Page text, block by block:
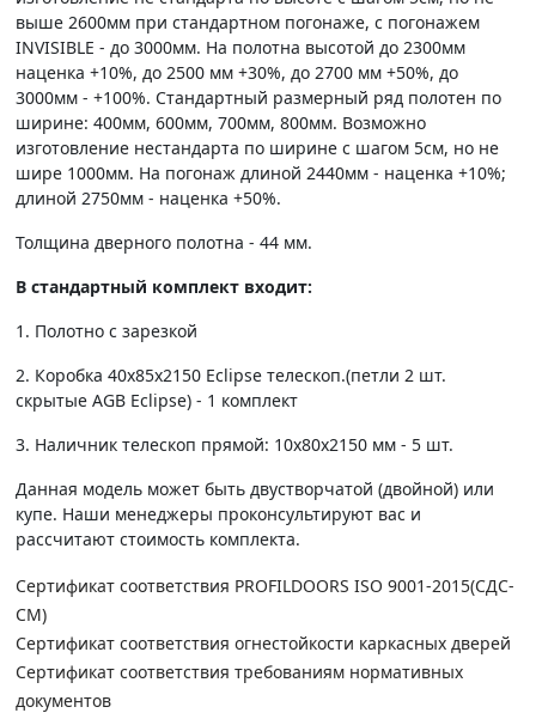
выше 2600мм при стандартном погонаже, с погонажем
INVISIBLE - до 3000мм. На полотна высотой до 2300мм
наценка +10%, до 2500 мм +30%, до 2700 мм +50%, до
3000мм - +100%. Стандартный размерный ряд полотен по
ширине: 400мм, 600мм, 700мм, 800мм. Возможно
изготовление нестандарта по ширине с шагом 5см, но не
шире 1000мм. На погонаж длиной 2440мм - наценка +10%;
длиной 2750мм - наценка +50%.
Толщина дверного полотна - 44 мм.
В стандартный комплект входит:
1. Полотно c зарезкой
2. Коробка 40х85х2150 Eclipse телескоп.(петли 2 шт.
скрытые AGB Eclipse) - 1 комплект
3. Наличник телескоп прямой: 10х80х2150 мм - 5 шт.
Данная модель может быть двустворчатой (двойной) или
купе. Наши менеджеры проконсультируют вас и
рассчитают стоимость комплекта.
Сертификат соответствия PROFILDOORS ISO 9001-2015(СДС-
СМ)
Сертификат соответствия огнестойкости каркасных дверей
Сертификат соответствия требованиям нормативных
документов